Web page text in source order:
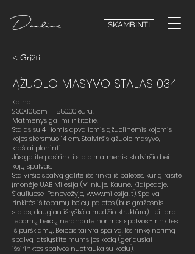
SKAMBINTI
< Grįžti
ĄŽUOLO MASYVO STALAS 034
Kaina :
230X105cm - 1550.00 euru.
Matmenys galimi ir kitokie.
Stalas su 4 -iomis apvaliomis ąžuolinėmis kojomis,
kojos skersmuo 14 cm. Stalviršis ąžuolo masyvo,
kraštai ploninti.
Jūs galite pasirinkti stalo matmenis, stalviršio bei
kojų spalvas.
Stalviršio spalvą galite išsirinkti iš paletės, kurią rasite
įmonėje UAB Milesija (Vilniuje, Kaune, Klaipėdoje,
Šiauliuose, Panevėžyje, www.milesija.lt). Spalvą
rinkitės iš tepamų beicų paletės (bus gražesnis
stalas, daugiau išryškėja medžio struktūra), Jei tarp
tepamų beicų nerandate norimos spalvos - rinkitės
iš purškiamų. Beicas tai yra spalva. Išsirinkę norimą
spalvą, atsiųskite mums jos kodą (geriausiai
išsirinktos spalvos nuotrauka su kodu).